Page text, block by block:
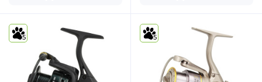
5 5